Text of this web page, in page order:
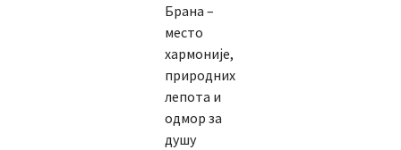
Брана –
место
хармоније,
природних
лепота и
одмор за
душу